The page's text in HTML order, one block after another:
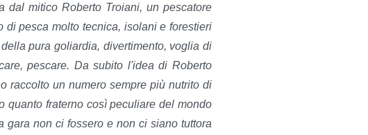
dal mitico Roberto Troiani, un pescatore
pesca molto tecnica, isolani e forestieri
pura goliardia, divertimento, voglia di
pescare. Da subito l'idea di Roberto
raccolto un numero sempre più nutrito di
quanto fraterno così peculiare del mondo
non ci fossero e non ci siano tuttora